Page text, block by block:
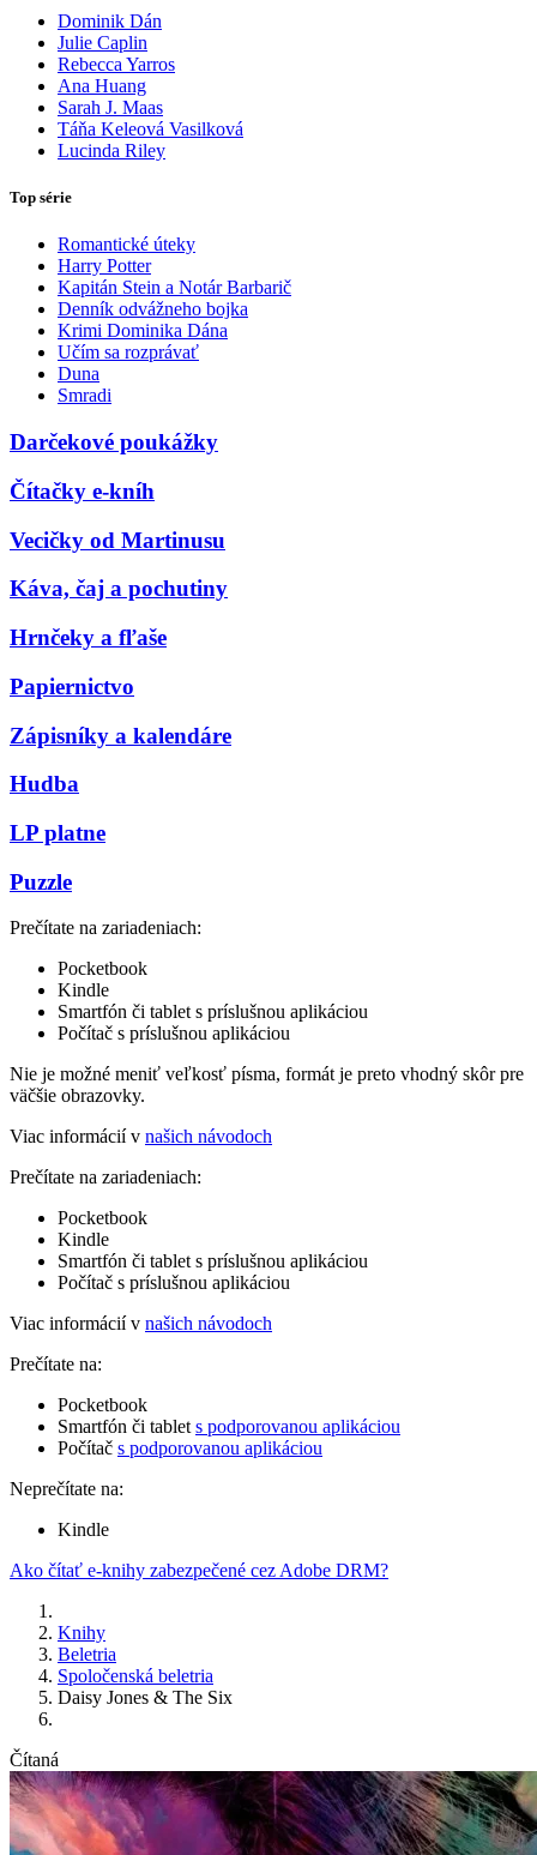
Dominik Dán
Julie Caplin
Rebecca Yarros
Ana Huang
Sarah J. Maas
Táňa Keleová Vasilková
Lucinda Riley
Top série
Romantické úteky
Harry Potter
Kapitán Stein a Notár Barbarič
Denník odvážneho bojka
Krimi Dominika Dána
Učím sa rozprávať
Duna
Smradi
Darčekové poukážky
Čítačky e-kníh
Vecičky od Martinusu
Káva, čaj a pochutiny
Hrnčeky a fľaše
Papiernictvo
Zápisníky a kalendáre
Hudba
LP platne
Puzzle
Prečítate na zariadeniach:
Pocketbook
Kindle
Smartfón či tablet s príslušnou aplikáciou
Počítač s príslušnou aplikáciou
Nie je možné meniť veľkosť písma, formát je preto vhodný skôr pre
väčšie obrazovky.
Viac informácií v našich návodoch
Prečítate na zariadeniach:
Pocketbook
Kindle
Smartfón či tablet s príslušnou aplikáciou
Počítač s príslušnou aplikáciou
Viac informácií v našich návodoch
Prečítate na:
Pocketbook
Smartfón či tablet s podporovanou aplikáciou
Počítač s podporovanou aplikáciou
Neprečítate na:
Kindle
Ako čítať e-knihy zabezpečené cez Adobe DRM?
Knihy
Beletria
Spoločenská beletria
Daisy Jones & The Six
Čítaná